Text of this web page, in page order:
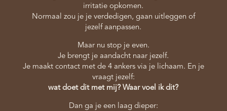
irritatie opkomen.
Normaal zou je je verdedigen, gaan uitleggen of
jezelf aanpassen.
Maar nu stop je even.
Je brengt je aandacht naar jezelf.
Je maakt contact met de 4 ankers via je lichaam. En je
vraagt jezelf:
wat doet dit met mij? Waar voel ik dit?
Dan ga je een laag dieper: